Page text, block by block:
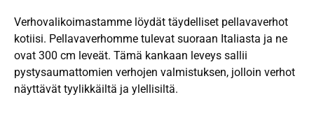
Verhovalikoimastamme löydät täydelliset pellavaverhot
kotiisi. Pellavaverhomme tulevat suoraan Italiasta ja ne
ovat 300 cm leveät. Tämä kankaan leveys sallii
pystysaumattomien verhojen valmistuksen, jolloin verhot
näyttävät tyylikkäiltä ja ylellisiltä.